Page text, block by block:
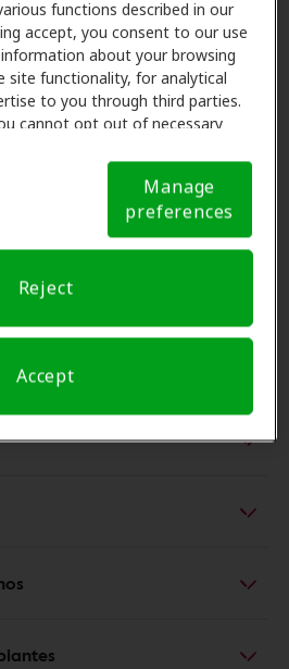
functions described in our
accept, you consent to our use
about your browsing
site functionality, for analytical
to you through third parties.
cannot opt out of necessary
If you are using an opt-out
will honor that signal. Cookie
Manage
preferences
Reject
Accept
se debe tener en cuenta
comprar exactamente los
duren cantidades muy
de cómo se
que influyen en la vida útil de
de los audífonos